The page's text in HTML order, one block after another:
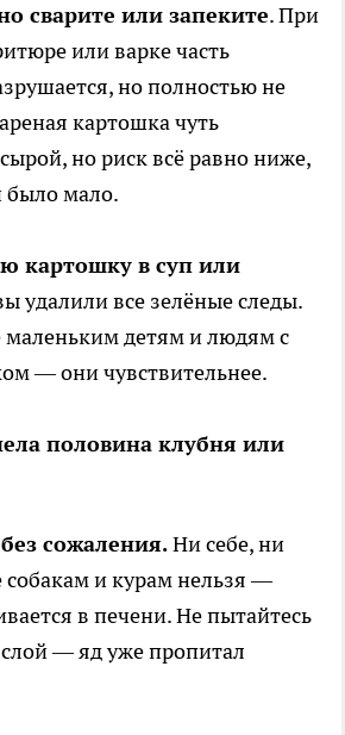
сварите или запеките. При
или варке часть
но полностью не
картошка чуть
но риск всё равно ниже,
было мало.
картошку в суп или
удалили все зелёные следы.
маленьким детям и людям с
— они чувствительнее.
половина клубня или
сожаления.Ни себе, ни
и курам нельзя —
в печени. Не пытайтесь
слой — яд уже пропитал